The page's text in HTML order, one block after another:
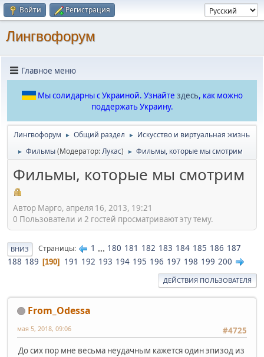
Войти Регистрация
Лингвофорум
Главное меню
Мы солидарны с Украиной. Узнайте здесь, как можно
поддержать Украину.
Лингвофорум ► Общий раздел ► Искусство и виртуальная жизнь
► Фильмы(Модератор:Лукас) ► Фильмы, которые мы смотрим
Фильмы, которые мы смотрим
Автор Марго, апреля 16, 2013, 19:21
0 Пользователи и 2 гостей просматривают эту тему.
ВНИЗ Страницы 1 ... 180 181 182 183 184 185 186 187
188 189 190 191 192 193 194 195 196 197 198 199 200
ДЕЙСТВИЯ ПОЛЬЗОВАТЕЛЯ
From_Odessa
#4725
мая 5, 2018, 09:06
До сих пор мне весьма неудачным кажется один эпизод из